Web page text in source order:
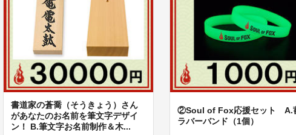
書道家の蒼喬（そうきょう）さん
があなたのお名前を筆文字デザイ
ン！ B.筆文字お名前制作＆木...
②Soul of Fox応援セット A.
ラバーバンド（1個）